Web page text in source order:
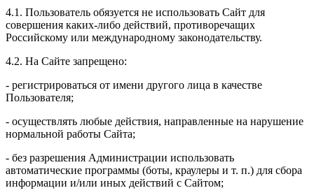
4.1. Пользователь обязуется не использовать Сайт для
совершения каких-либо действий, противоречащих
Российскому или международному законодательству.
4.2. На Сайте запрещено:
- регистрироваться от имени другого лица в качестве
Пользователя;
- осуществлять любые действия, направленные на нарушение
нормальной работы Сайта;
- без разрешения Администрации использовать
автоматические программы (боты, краулеры и т. п.) для сбора
информации и/или иных действий с Сайтом;